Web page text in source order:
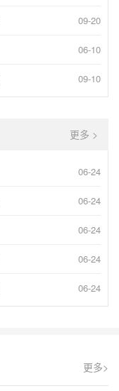
09-20
06-10
09-10
更多 >
06-24
06-24
06-24
06-24
06-24
更多>